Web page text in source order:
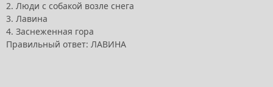
2. Люди с собакой возле снега
3. Лавина
4. Заснеженная гора
Правильный ответ: ЛАВИНА